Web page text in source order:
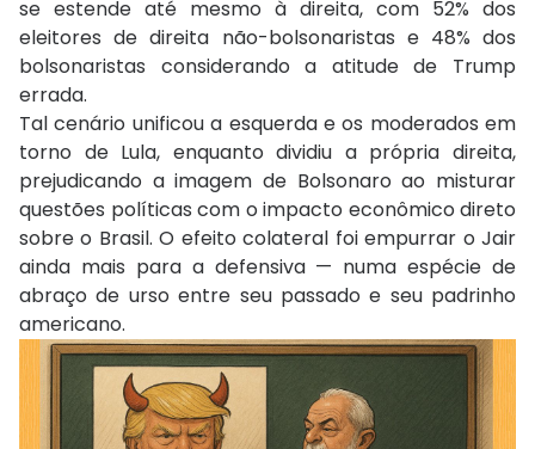
se estende até mesmo à direita, com 52% dos
eleitores de direita não-bolsonaristas e 48% dos
bolsonaristas considerando a atitude de Trump
errada.
Tal cenário unificou a esquerda e os moderados em
torno de Lula, enquanto dividiu a própria direita,
prejudicando a imagem de Bolsonaro ao misturar
questões políticas com o impacto econômico direto
sobre o Brasil. O efeito colateral foi empurrar o Jair
ainda mais para a defensiva — numa espécie de
abraço de urso entre seu passado e seu padrinho
americano.